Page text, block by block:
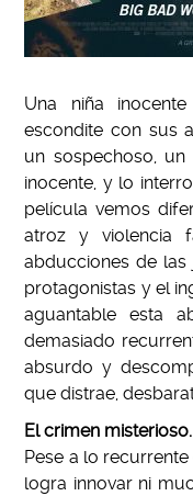
Una niña
escondite con sus
un sospechoso,
inocente, y lo
película vemos
atroz y violencia
abducciones de
protagonistas y el
aguantable esta
demasiado
absurdo y
que distrae,
El crimen misterioso.
Pese a lo
logra innovar ni